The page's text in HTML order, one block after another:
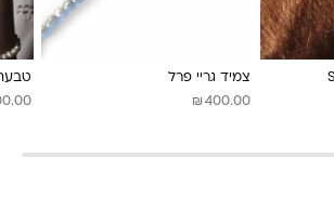
צמיד גריי פרל
₪ 400.00